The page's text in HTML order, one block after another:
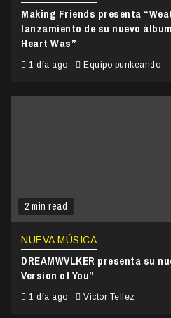
Making Friends presenta
lanzamiento de su nuevo
Heart Was”
1 día ago Equipo punkeando
2 min read
NUEVA MÚSICA
DREAMWVLKER presenta su
Version of You”
1 día ago Victor Tellez